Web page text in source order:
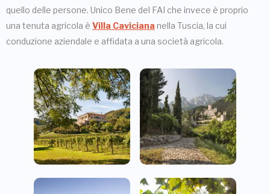
quello delle persone. Unico Bene del FAI che invece è proprio
una tenuta agricola è Villa Caviciana nella Tuscia, la cui
conduzione aziendale e affidata a una società agricola.